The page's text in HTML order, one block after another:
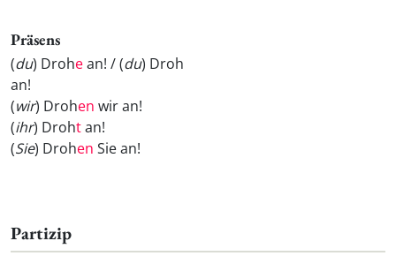
Präsens
(du) Drohean! / (du) Droh
an!
(wir) Drohen wir an!
(ihr) Drohtan!
(Sie) Drohen Sie an!
Partizip